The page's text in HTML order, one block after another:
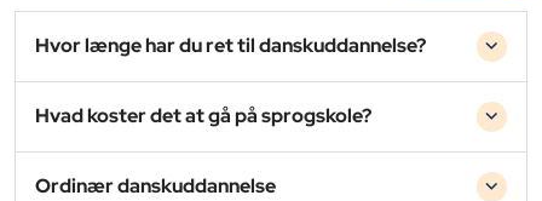
Hvor længe har du ret til danskuddannelse?
Hvad koster det at gå på sprogskole?
Ordinær danskuddannelse